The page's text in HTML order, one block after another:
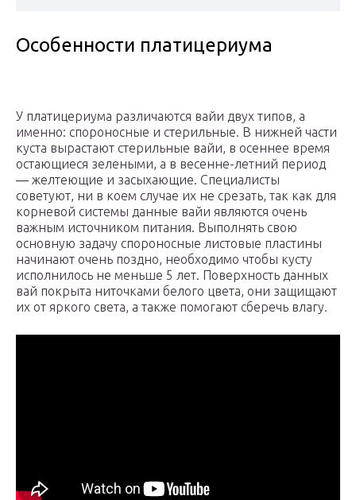
Особенности платицериума
У платицериума различаются вайи двух типов, а
именно: спороносные и стерильные. В нижней части
куста вырастают стерильные вайи, в осеннее время
остающиеся зелеными, а в весенне-летний период
― желтеющие и засыхающие. Специалисты
советуют, ни в коем случае их не срезать, так как для
корневой системы данные вайи являются очень
важным источником питания. Выполнять свою
основную задачу спороносные листовые пластины
начинают очень поздно, необходимо чтобы кусту
исполнилось не меньше 5 лет. Поверхность данных
вай покрыта ниточками белого цвета, они защищают
их от яркого света, а также помогают сберечь влагу.